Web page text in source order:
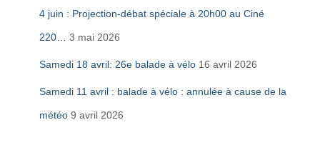
4 juin : Projection-débat spéciale à 20h00 au Ciné
220… 3 mai 2026
Samedi 18 avril: 26e balade à vélo 16 avril 2026
Samedi 11 avril : balade à vélo : annulée à cause de la
météo 9 avril 2026